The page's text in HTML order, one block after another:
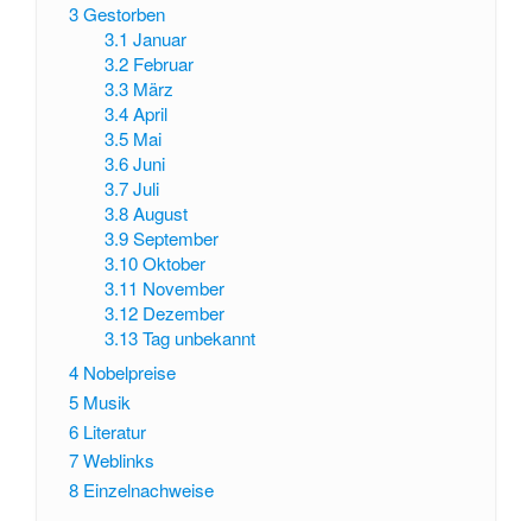
3Gestorben
3.1 Januar
3.2 Februar
3.3 März
3.4 April
3.5 Mai
3.6 Juni
3.7 Juli
3.8 August
3.9 September
3.10 Oktober
3.11 November
3.12 Dezember
3.13 Tag unbekannt
4 Nobelpreise
5 Musik
6 Literatur
7Weblinks
8 Einzelnachweise